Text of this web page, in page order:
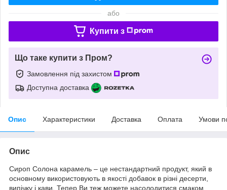
або
Купити з
Що таке купити з Пром?
Замовлення під захистом
Доступна доставка
Опис Характеристики Доставка Оплата Умови
Опис
Сироп Солона карамель – це нестандартний продукт, який в
основному використовують в якості добавок в різні десерти,
випічку і кави. Тепер Ви теж можете насолодитися смаком